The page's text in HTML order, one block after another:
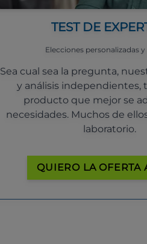
TEST DE
Elecciones personalizadas y
Sea cual sea la pregunta,
y análisis independientes,
producto que mejor se
necesidades. Muchos de
laboratorio.
QUIERO LA OFERTA